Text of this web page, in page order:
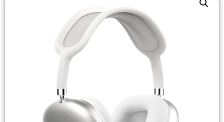
Flip Cover
Headsets Gamer